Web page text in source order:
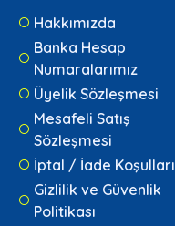
Hakkımızda
Banka Hesap
Numaralarımız
Üyelik Sözleşmesi
Mesafeli Satış
Sözleşmesi
İptal / İade Koşulları
Gizlilik ve Güvenlik
Politikası